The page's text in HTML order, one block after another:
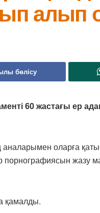
алып
бөлісу
60 жастағы ер
оларға
порнографиясын жазу
қамалды.